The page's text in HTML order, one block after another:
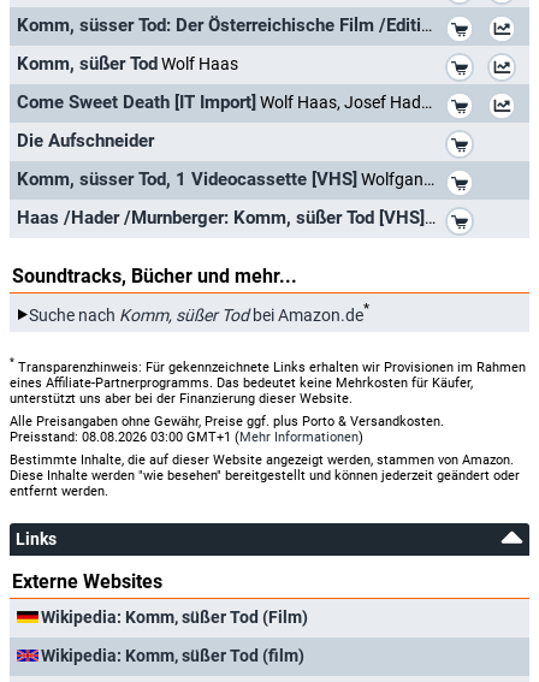
Komm, süsser Tod: Der Österreichische Film /Edition der Standard
Komm, süßer TodWolf Haas
Come Sweet Death [IT Import] Wolf Haas, Josef Hader, Wolfgang Murnberger
Die Aufschneider
Komm, süsser Tod, 1 Videocassette [VHS] Wolfgang Murnberger, Wolf Haas, Josef Hader, Simon Schwarz, Barbara Rudnik
Haas /Hader /Murnberger: Komm, süßer Tod [VHS]
Wolf Haas
Soundtracks, Bücher und mehr...
Suche nach Komm, süßer Todbei Amazon.de*
* Transparenzhinweis: Für gekennzeichnete Links erhalten wir Provisionen im Rahmen
eines Affiliate-Partnerprogramms. Das bedeutet keine Mehrkosten für Käufer,
unterstützt uns aber bei der Finanzierung dieser Website.
Alle Preisangaben ohne Gewähr, Preise ggf. plus Porto & Versandkosten.
Preisstand: 08.08.2026 03:00 GMT+1 (Mehr Informationen)
Bestimmte Inhalte, die auf dieser Website angezeigt werden, stammen von Amazon.
Diese Inhalte werden "wie besehen" bereitgestellt und können jederzeit geändert oder
entfernt werden.
Links
Externe Websites
Wikipedia: Komm, süßer Tod (Film)
Wikipedia: Komm, süßer Tod (film)